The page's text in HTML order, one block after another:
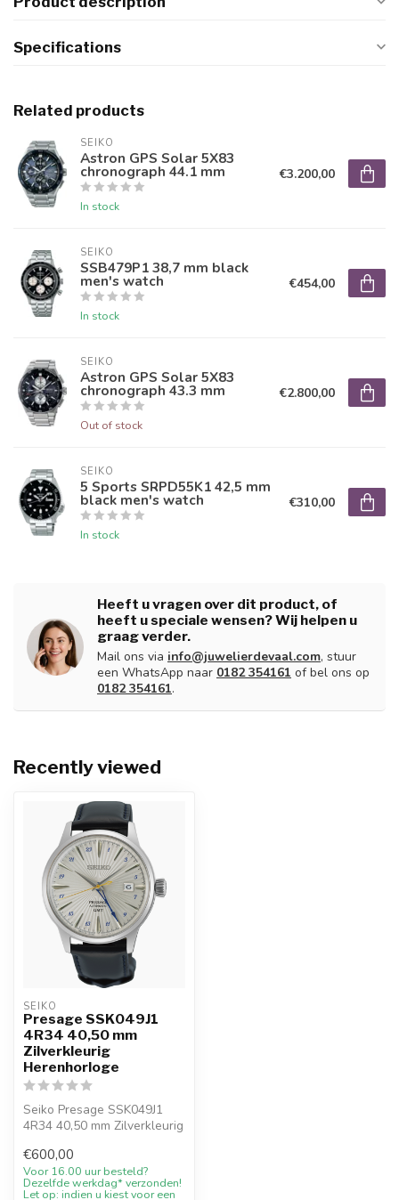
Specifications
Related products
SEIKO
Astron GPS Solar 5X83
chronograph 44.1 mm
In stock
€3.200,00
SEIKO
SSB479P1 38,7 mm black
men's watch
In stock
€454,00
SEIKO
Astron GPS Solar 5X83
chronograph 43.3 mm
Out of stock
€2.800,00
SEIKO
5 Sports SRPD55K1 42,5 mm
black men's watch
In stock
€310,00
Heeft u vragen over dit product, of
heeft u speciale wensen? Wij helpen u
graag verder.
Mail ons via info@juwelierdevaal.com, stuur
een WhatsApp naar 0182 354161 of bel ons op
0182 354161.
Recently viewed
SEIKO
Presage SSK049J1
4R34 40,50 mm
Zilverkleurig
Herenhorloge
Seiko Presage SSK049J1
4R34 40,50 mm Zilverkleurig
View p...
€600,00
Voor 16.00 uur besteld?
Dezelfde werkdag* verzonden!
Let op: indien u kiest voor een